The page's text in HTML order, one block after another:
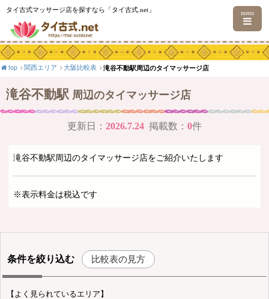
タイ古式マッサージ店を探すなら「タイ古式.net」 menu
top 関西エリア 大阪比較表 滝谷不動駅周辺のタイマッサージ店
滝谷不動駅 周辺のタイマッサージ店
更新日： 2026.7.24 掲載数： 0件
滝谷不動駅周辺のタイマッサージ店をご紹介いたします
※表示料金は税込です
条件を絞り込む 比較表の見方
【よく見られているエリア】